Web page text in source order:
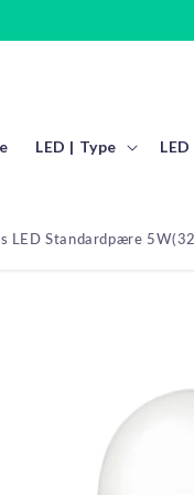
LED | Type
LED Standardpære